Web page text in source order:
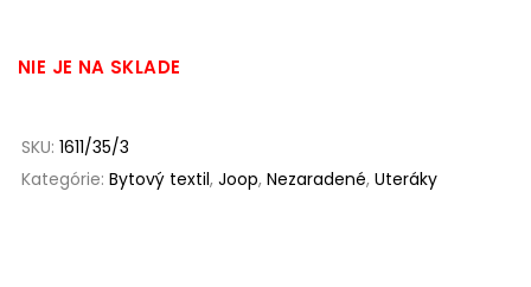
NIE JE NA SKLADE
SKU: 1611/35/3
Kategórie: Bytový textil, Joop, Nezaradené, Uteráky